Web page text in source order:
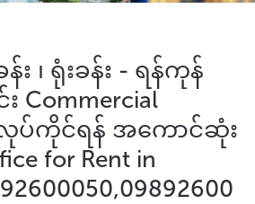
း ၊ ရုံးခန်း - ရန်ကုန်
Commercial
လုပ်ကိုင်ရန် အကောင်ဆုံး
for Rent in